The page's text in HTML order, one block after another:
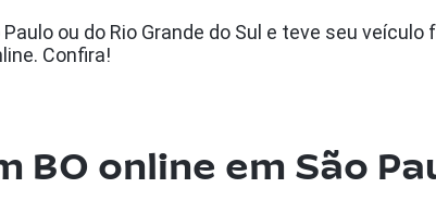
ou do Rio Grande do Sul e teve seu
Confira!
BO online em São